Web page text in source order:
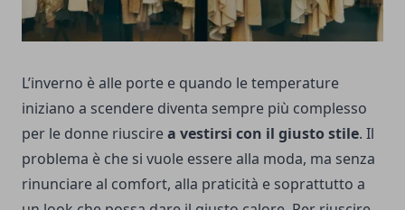
L’inverno è alle porte e quando le temperature
iniziano a scendere diventa sempre più complesso
per le donne riuscirea vestirsi con il giusto stile. Il
problema è che si vuole essere alla moda, ma senza
rinunciare al comfort, alla praticità e soprattutto a